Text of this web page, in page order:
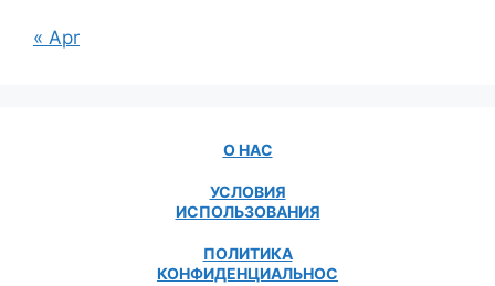
« Apr
О НАС
УСЛОВИЯ
ИСПОЛЬЗОВАНИЯ
ПОЛИТИКА
КОНФИДЕНЦИАЛЬНОС